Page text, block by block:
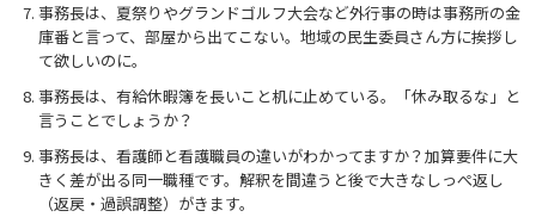
事務長は、夏祭りやグランドゴルフ大会など外行事の時は事務所の金
庫番と言って、部屋から出てこない。地域の民生委員さん方に挨拶し
て欲しいのに。
事務長は、有給休暇簿を長いこと机に止めている。「休み取るな」と
言うことでしょうか？
事務長は、看護師と看護職員の違いがわかってますか？加算要件に大
きく差が出る同一職種です。解釈を間違うと後で大きなしっぺ返し
（返戻・過誤調整）がきます。